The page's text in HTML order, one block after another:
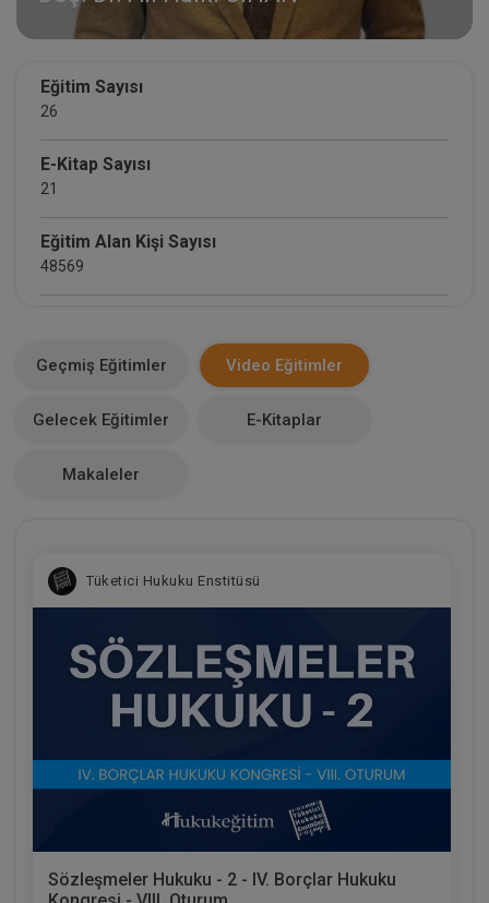
Eğitim Sayısı
26
E-Kitap Sayısı
21
Eğitim Alan Kişi Sayısı
48569
0
Geçmiş Eğitimler Video Eğitimler
Gelecek Eğitimler E-Kitaplar
Makaleler
Tüketici Hukuku Enstitüsü
Sözleşmeler Hukuku - 2 - IV. Borçlar Hukuku